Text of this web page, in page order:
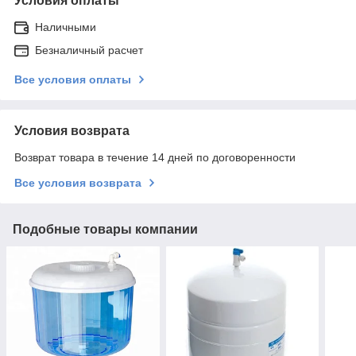
Наличными
Безналичный расчет
Все условия оплаты
Условия возврата
Возврат товара в течение 14 дней по договоренности
Все условия возврата
Подобные товары компании